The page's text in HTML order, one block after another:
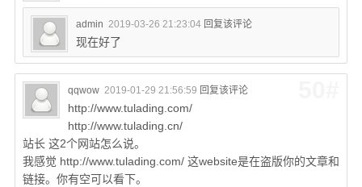
admin 2019-03-26 21:23:04 回复该评论
现在好了
qqwow 2019-01-29 21:56:59 回复该评论
http://www.tulading.com/
http://www.tulading.cn/
站长 这2个网站怎么说。
我感觉 http://www.tulading.com/ 这website是在盗版你的文章和
链接。你有空可以看下。